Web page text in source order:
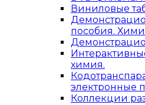
Виниловые
пособия.
химия.
электронные
Коллекции